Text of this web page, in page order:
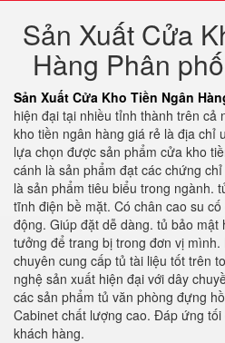
Sản Xuất Cửa
Hàng Phân
Sản Xuất Cửa Kho Tiền Ngân
hiện đại tại nhiều tỉnh thành trên cả
kho tiền ngân hàng giá rẻ là địa chỉ
lựa chọn được sản phẩm cửa kho
cánh là sản phẩm đạt các chứng
là sản phẩm tiêu biểu trong ngành.
tĩnh điện bề mặt. Có chân cao su
động. Giúp đặt dễ dàng. tủ bảo
tưởng để trang bị trong đơn vị
chuyên cung cấp tủ tài liệu tốt trên
nghệ sản xuất hiện đại với dây
các sản phẩm tủ văn phòng đựng
Cabinet chất lượng cao. Đáp ứng
khách hàng.